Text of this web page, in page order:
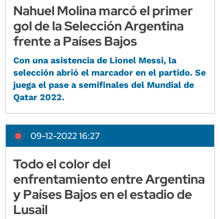
Nahuel Molina marcó el primer
gol de la Selección Argentina
frente a Países Bajos
Con una asistencia de Lionel Messi, la
selección abrió el marcador en el partido. Se
juega el pase a semifinales del Mundial de
Qatar 2022.
09-12-2022 16:27
Todo el color del
enfrentamiento entre Argentina
y Países Bajos en el estadio de
Lusail